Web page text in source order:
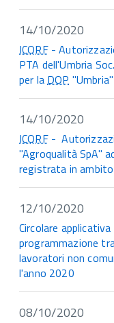
14/10/2020
ICQRF-
PTA dell'Umbria
per laDOP "Umbria"
14/10/2020
ICQRF-
"Agroqualità SpA"
registrata in ambito
12/10/2020
Circolare
programmazione
lavoratori non
l'anno 2020
08/10/2020